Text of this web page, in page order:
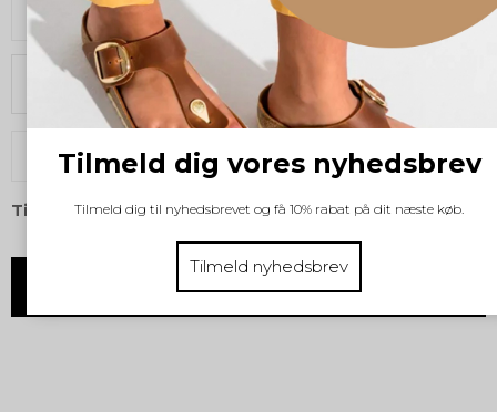
Str. 35-38
Str. 43-46
Vælg størrelse
KØB
Tilføj til ønskeliste
MANGLER DU HJÆLP? - RING: 60194457 - Telefontid
Tilmeld dig vores nyhedsbrev
Tilmeld dig til nyhedsbrevet og få 10% rabat på dit næste køb.
Tilmeld nyhedsbrev